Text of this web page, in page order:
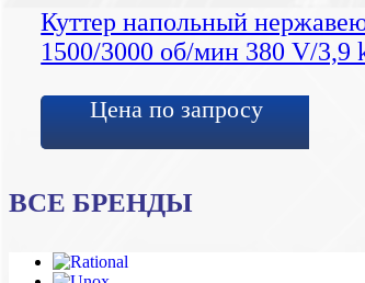
Куттер напольный
1500/3000 об/мин 380 V/3,9
Цена по запросу
ВСЕ БРЕНДЫ